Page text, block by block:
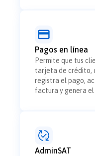
Pagos en línea
Permite que tus
tarjeta de crédito,
registra el pago,
factura y genera
AdminSAT